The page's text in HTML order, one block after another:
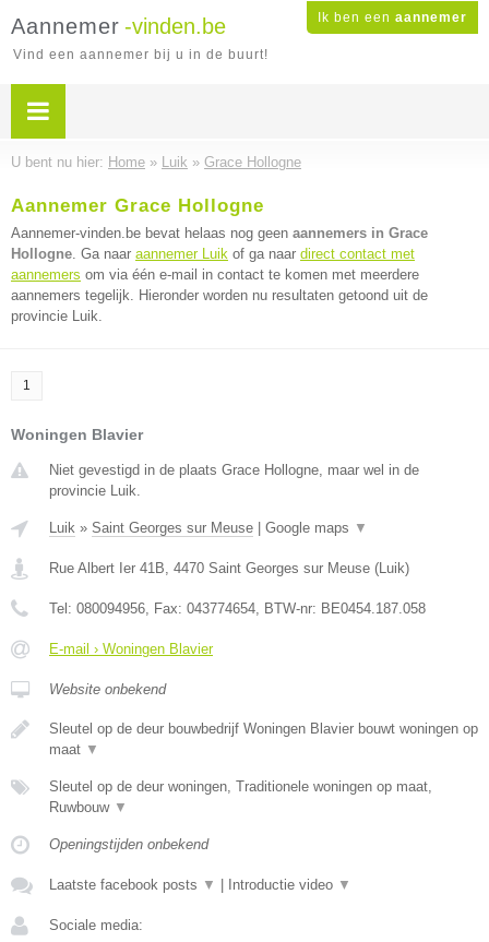
Ik ben een aannemer
Aannemer -vinden.be
Vind een aannemer bij u in de buurt!
U bent nu hier: Home » Luik » Grace Hollogne
Aannemer Grace Hollogne
Aannemer-vinden.be bevat helaas nog geen aannemers in Grace
Hollogne. Ga naar aannemer Luik of ga naar direct contact met
aannemers om via één e-mail in contact te komen met meerdere
aannemers tegelijk. Hieronder worden nu resultaten getoond uit de
provincie Luik.
1
Woningen Blavier
Niet gevestigd in de plaats Grace Hollogne, maar wel in de
provincie Luik.
Luik » Saint Georges sur Meuse Google maps ▼
Rue Albert Ier 41B, 4470 Saint Georges sur Meuse (Luik)
Tel: 080094956, Fax: 043774654, BTW-nr: BE0454.187.058
E-mail › Woningen Blavier
Website onbekend
Sleutel op de deur bouwbedrijf Woningen Blavier bouwt woningen op
maat ▼
Sleutel op de deur woningen, Traditionele woningen op maat,
Ruwbouw ▼
Openingstijden onbekend
Laatste facebook posts ▼ Introductie video ▼
Sociale media: